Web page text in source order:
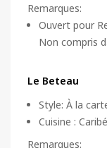
Remarques:
Ouvert pour
Non compris
Le Beteau
Style: À la
Cuisine :
Remarques: